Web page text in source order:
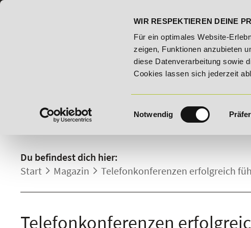
WIR RESPEKTIEREN DEINE
Für ein optimales Website-
zeigen, Funktionen anzubieten
diese Datenverarbeitung sowie
Cookies lassen sich jederzeit
Einwilligungsauswahl
Notwendig
Rabatt auf "E-Commerce Manager" vom 28. Juli - 06. August 2026!
DETAILS.
Du befindest dich hier:
Start
Magazin Telefonkonferenzen erfolgreich
Telefonkonferenzen